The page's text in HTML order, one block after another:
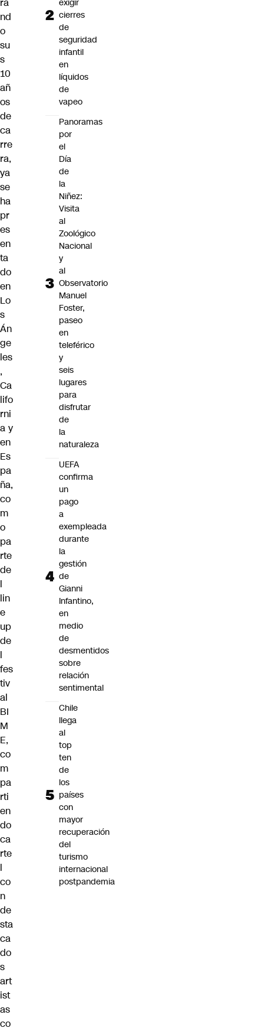
nd
o
su
s
10
añ
os
de
ca
rre
ra,
ya
se
ha
pr
es
en
ta
do
en
Lo
s
Án
ge
les
,
Ca
lifo
rni
a y
en
Es
pa
ña,
co
m
o
pa
rte
de
l
lin
e
up
de
l
fes
tiv
al
BI
M
E,
co
m
pa
rti
en
do
ca
rte
l
co
n
de
sta
ca
do
s
art
ist
as
co
exigir
cierres
de
seguridad
infantil
en
líquidos
de
vapeo
Panoramas
por
el
Día
de
la
Niñez:
Visita
al
Zoológico
Nacional
y
al
Observatorio
Manuel
Foster,
paseo
en
teleférico
y
seis
lugares
para
disfrutar
de
la
naturaleza
UEFA
confirma
un
pago
a
exempleada
durante
la
gestión
de
Gianni
Infantino,
en
medio
de
desmentidos
sobre
relación
sentimental
Chile
llega
al
top
ten
de
los
países
con
mayor
recuperación
del
turismo
internacional
postpandemia